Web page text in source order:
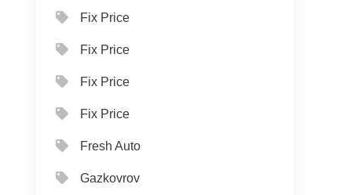
Fix Price
Fix Price
Fix Price
Fix Price
Fresh Auto
Gazkovrov